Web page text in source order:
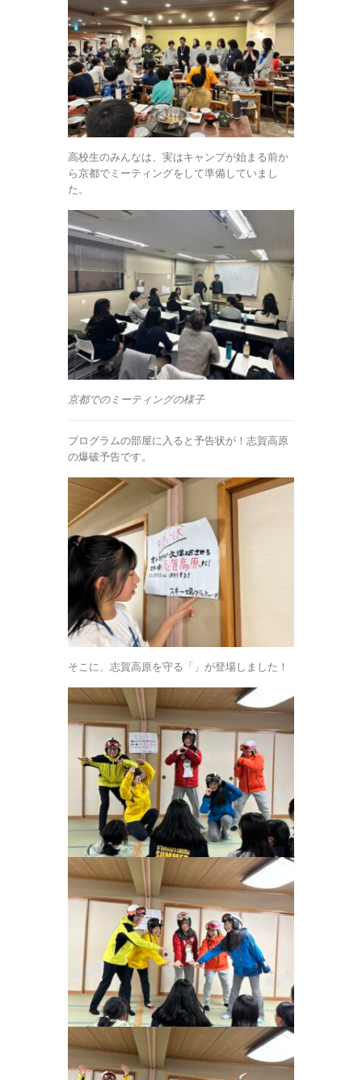
高校生のみんなは、実はキャンプが始まる前か
ら京都でミーティングをして準備していまし
た。
京都でのミーティングの様子
プログラムの部屋に入ると予告状が！志賀高原
の爆破予告です。
そこに、志賀高原を守る「」が登場しました！